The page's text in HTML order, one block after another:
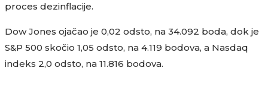
proces dezinflacije.
Dow Jones ojačao je 0,02 odsto, na 34.092 boda, dok je
S&P 500 skočio 1,05 odsto, na 4.119 bodova, a Nasdaq
indeks 2,0 odsto, na 11.816 bodova.